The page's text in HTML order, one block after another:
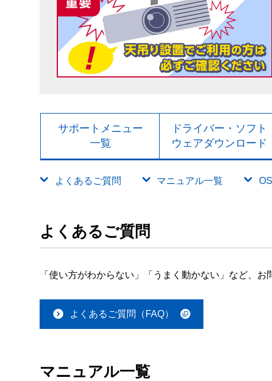
サポートメニュー
一覧
ドライバー・ソフト
ウェアダウンロード
よくあるご質問 マニュアル一覧
よくあるご質問
「使い方がわからない」「うまく動かない」など、
よくあるご質問（FAQ）
マニュアル一覧